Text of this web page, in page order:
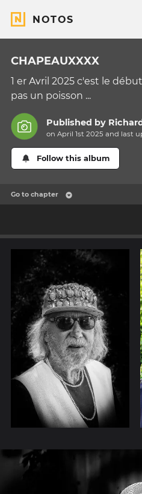
NOTOS
CHAPEAUXXXX
1 er Avril 2025 c'est le
pas un poisson ...
Published by
on April 1st 2025 and last
Follow this album
Go to chapter